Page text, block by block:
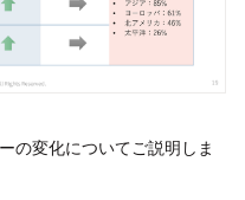
の変化についてご説明しま